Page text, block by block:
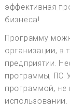
эффективная
бизнеса!
Программу
организации, в
предприятии.
программы, ПО
программой,